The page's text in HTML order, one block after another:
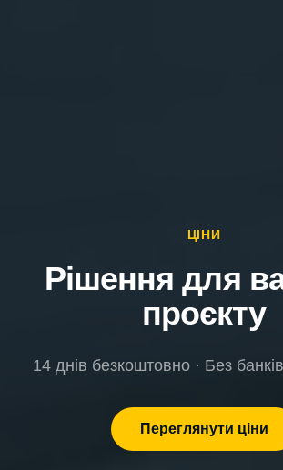
ЦІНИ
Рішення для
проєкту
14 днів безкоштовно · Без
Переглянути ціни